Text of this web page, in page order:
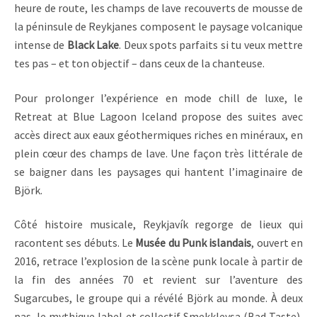
heure de route, les champs de lave recouverts de mousse de
la péninsule de Reykjanes composent le paysage volcanique
intense de Black Lake. Deux spots parfaits si tu veux mettre
tes pas – et ton objectif – dans ceux de la chanteuse.
Pour prolonger l’expérience en mode chill de luxe, le
Retreat at Blue Lagoon Iceland propose des suites avec
accès direct aux eaux géothermiques riches en minéraux, en
plein cœur des champs de lave. Une façon très littérale de
se baigner dans les paysages qui hantent l’imaginaire de
Björk.
Côté histoire musicale, Reykjavík regorge de lieux qui
racontent ses débuts. Le Musée du Punk islandais, ouvert en
2016, retrace l’explosion de la scène punk locale à partir de
la fin des années 70 et revient sur l’aventure des
Sugarcubes, le groupe qui a révélé Björk au monde. À deux